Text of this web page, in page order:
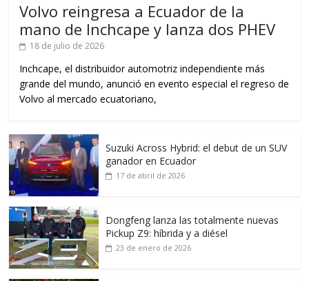
Volvo reingresa a Ecuador de la
mano de Inchcape y lanza dos PHEV
18 de julio de 2026
Inchcape, el distribuidor automotriz independiente más
grande del mundo, anunció en evento especial el regreso de
Volvo al mercado ecuatoriano,
Suzuki Across Hybrid: el debut de un SUV
ganador en Ecuador
17 de abril de 2026
Dongfeng lanza las totalmente nuevas
Pickup Z9: híbrida y a diésel
23 de enero de 2026